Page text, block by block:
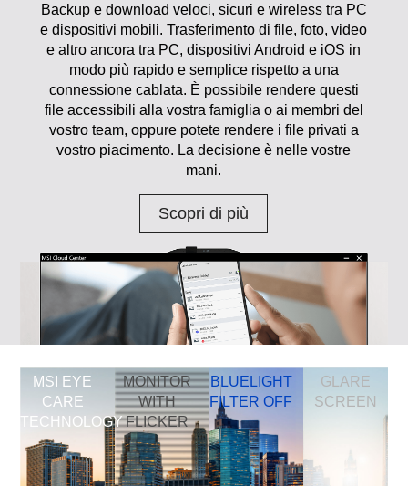
Backup e download veloci, sicuri e wireless tra PC
e dispositivi mobili. Trasferimento di file, foto, video
e altro ancora tra PC, dispositivi Android e iOS in
modo più rapido e semplice rispetto a una
connessione cablata. È possibile rendere questi
file accessibili alla vostra famiglia o ai membri del
vostro team, oppure potete rendere i file privati a
vostro piacimento. La decisione è nelle vostre
mani.
Scopri di più
MSI EYE
CARE
TECHNOLOGY
MONITOR
WITH
FLICKER
BLUELIGHT
FILTER OFF
GLARE
SCREEN